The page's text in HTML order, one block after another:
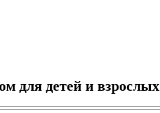
для детей и взрослых